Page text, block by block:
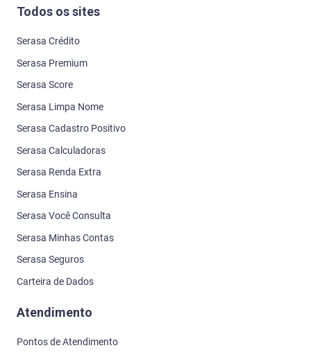
Todos os sites
Serasa Crédito
Serasa Premium
Serasa Score
Serasa Limpa Nome
Serasa Cadastro Positivo
Serasa Calculadoras
Serasa Renda Extra
Serasa Ensina
Serasa Você Consulta
Serasa Minhas Contas
Serasa Seguros
Carteira de Dados
Atendimento
Pontos de Atendimento